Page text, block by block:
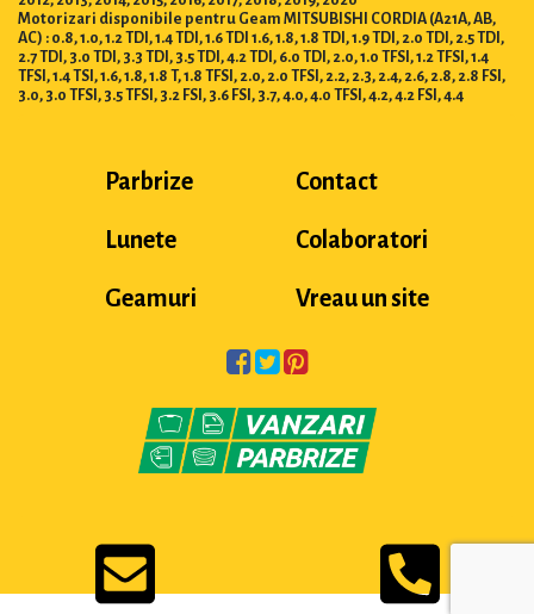
Motorizari disponibile pentru Geam MITSUBISHI CORDIA (A21A, AB,
AC) : 0.8, 1.0, 1.2 TDI, 1.4 TDI, 1.6 TDI 1.6, 1.8, 1.8 TDI, 1.9 TDI, 2.0 TDI, 2.5 TDI,
2.7 TDI, 3.0 TDI, 3.3 TDI, 3.5 TDI, 4.2 TDI, 6.0 TDI, 2.0, 1.0 TFSI, 1.2 TFSI, 1.4
TFSI, 1.4 TSI, 1.6, 1.8, 1.8 T, 1.8 TFSI, 2.0, 2.0 TFSI, 2.2, 2.3, 2.4, 2.6, 2.8, 2.8 FSI,
3.0, 3.0 TFSI, 3.5 TFSI, 3.2 FSI, 3.6 FSI, 3.7, 4.0, 4.0 TFSI, 4.2, 4.2 FSI, 4.4
Parbrize
Lunete
Geamuri
Contact
Colaboratori
Vreau un site